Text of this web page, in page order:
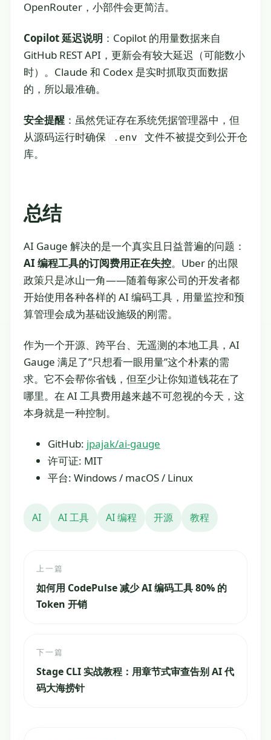
OpenRouter，小部件会更简洁。
Copilot 延迟说明 ：Copilot 的用量数据来自
GitHub REST API，更新会有较大延迟（可能数小
时）。Claude 和 Codex 是实时抓取页面数据
的，所以最准确。
安全提醒 ：虽然凭证存在系统凭据管理器中，但
从源码运行时确保
.env
文件不被提交到公开仓
库。
总结
AI Gauge 解决的是一个真实且日益普遍的问题：
AI 编程工具的订阅费用正在失控。Uber 的出限
政策只是冰山一角——随着每家公司的开发者都
开始使用各种各样的 AI 编码工具，用量监控和预
算管理会成为基础设施级的刚需。
作为一个开源、跨平台、无遥测的本地工具，AI
Gauge 满足了”只想看一眼用量”这个朴素的需
求。它不会帮你省钱，但至少让你知道钱花在了
哪里。在 AI 工具费用越来越不可忽视的今天，这
本身就是一种控制。
GitHub: jpajak/ai-gauge
许可证: MIT
平台: Windows / macOS / Linux
AI AI 工具 AI 编程 开源 教程
上一篇
如何用 CodePulse 减少 AI 编码工具 80% 的
Token 开销
下一篇
Stage CLI 实战教程：用章节式审查告别 AI 代
码大海捞针